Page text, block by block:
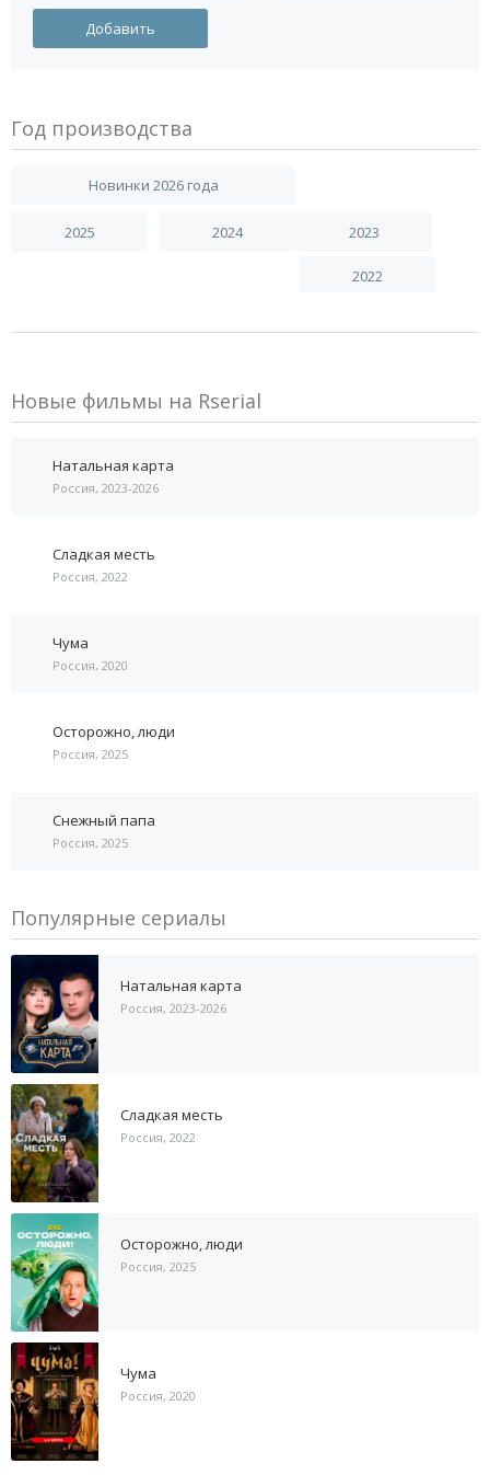
Год производства
Новинки 2026 года
2025 2024 2023
2022
Новые фильмы на Rserial
Натальная карта
Россия, 2023-2026
Сладкая месть
Россия, 2022
Чума
Россия, 2020
Осторожно, люди
Россия, 2025
Снежный папа
Россия, 2025
Популярные сериалы
Натальная карта
Россия, 2023-2026
Сладкая месть
Россия, 2022
Осторожно, люди
Россия, 2025
Чума
Россия, 2020